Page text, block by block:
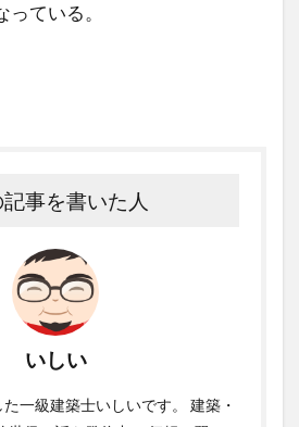
ている。
記事を書いた人
いしい
一級建築士いしいです。 建築・